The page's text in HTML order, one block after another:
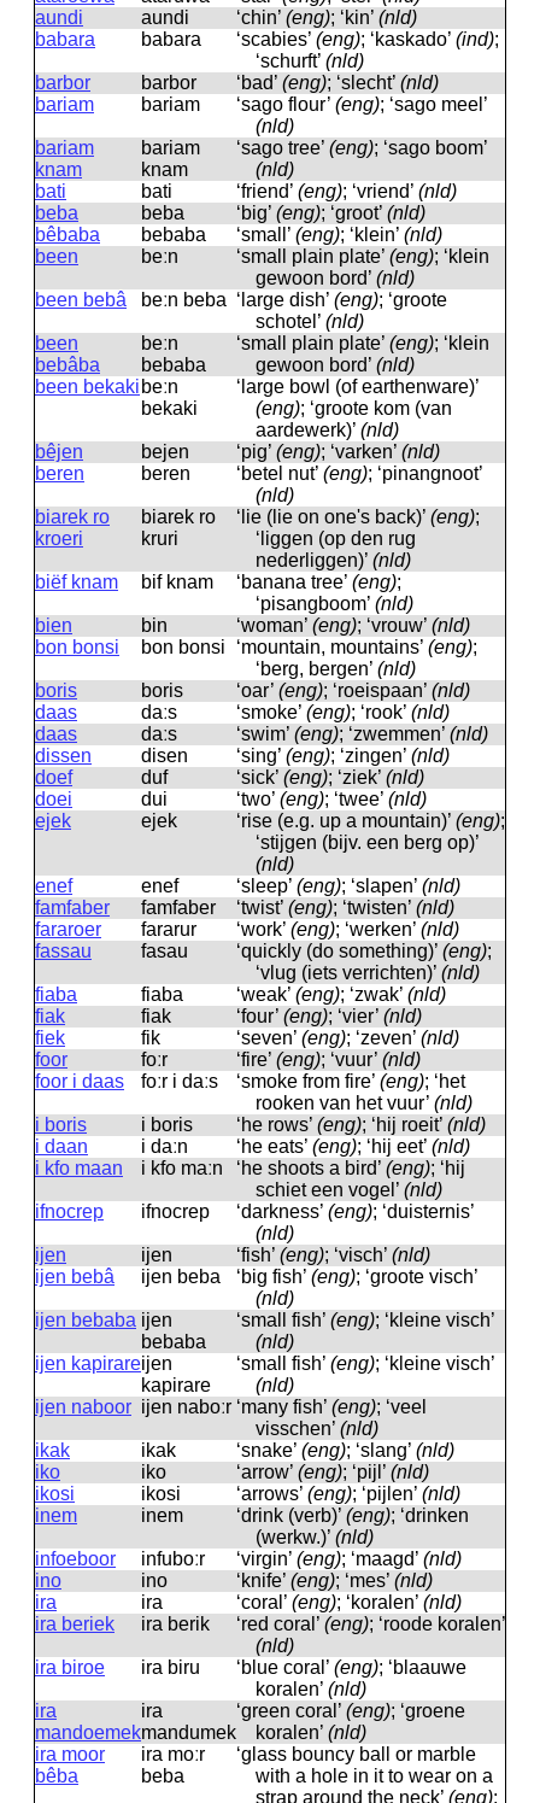
aundi
aundi ‘chin’ (eng); ‘kin’ (nld)
babara
babara ‘scabies’ (eng); ‘kaskado’ (ind);
‘schurft’ (nld)
barbor
barbor ‘bad’ (eng); ‘slecht’ (nld)
bariam
bariam ‘sago flour’ (eng); ‘sago meel’
(nld)
bariam
knam
bariam
knam
‘sago tree’ (eng); ‘sago boom’
(nld)
bati
bati ‘friend’ (eng); ‘vriend’ (nld)
beba
beba ‘big’ (eng); ‘groot’ (nld)
bêbaba
bebaba ‘small’ (eng); ‘klein’ (nld)
been
beːn ‘small plain plate’ (eng); ‘klein
gewoon bord’ (nld)
been bebâ
beːn beba ‘large dish’ (eng); ‘groote
schotel’ (nld)
been
bebâba
beːn
bebaba
‘small plain plate’ (eng); ‘klein
gewoon bord’ (nld)
been bekaki beːn
bekaki
‘large bowl (of earthenware)’
(eng); ‘groote kom (van
aardewerk)’ (nld)
bêjen
bejen ‘pig’ (eng); ‘varken’ (nld)
beren
beren ‘betel nut’ (eng); ‘pinangnoot’
(nld)
biarek ro
kroeri
biarek ro
kruri
‘lie (lie on one's back)’ (eng);
‘liggen (op den rug
nederliggen)’ (nld)
biëf knam
bif knam ‘banana tree’ (eng);
‘pisangboom’ (nld)
bien
bin ‘woman’ (eng); ‘vrouw’ (nld)
bon bonsi
bon bonsi ‘mountain, mountains’ (eng);
‘berg, bergen’ (nld)
boris
boris ‘oar’ (eng); ‘roeispaan’ (nld)
daas
daːs ‘smoke’ (eng); ‘rook’ (nld)
daas
daːs ‘swim’ (eng); ‘zwemmen’ (nld)
dissen
disen ‘sing’ (eng); ‘zingen’ (nld)
doef
duf ‘sick’ (eng); ‘ziek’ (nld)
doei
dui ‘two’ (eng); ‘twee’ (nld)
ejek
ejek ‘rise (e.g. up a mountain)’ (eng);
‘stijgen (bijv. een berg op)’
(nld)
enef
enef ‘sleep’ (eng); ‘slapen’ (nld)
famfaber
famfaber ‘twist’ (eng); ‘twisten’ (nld)
fararoer
fararur ‘work’ (eng); ‘werken’ (nld)
fassau
fasau ‘quickly (do something)’ (eng);
‘vlug (iets verrichten)’ (nld)
fiaba
fiaba ‘weak’ (eng); ‘zwak’ (nld)
fiak
fiak ‘four’ (eng); ‘vier’ (nld)
fiek
fik ‘seven’ (eng); ‘zeven’ (nld)
foor
foːr ‘fire’ (eng); ‘vuur’ (nld)
foor i daas
foːr i daːs ‘smoke from fire’ (eng); ‘het
rooken van het vuur’ (nld)
i boris
i boris ‘he rows’ (eng); ‘hij roeit’ (nld)
i daan
i daːn ‘he eats’ (eng); ‘hij eet’ (nld)
i kfo maan
i kfo maːn ‘he shoots a bird’ (eng); ‘hij
schiet een vogel’ (nld)
ifnocrep
ifnocrep ‘darkness’ (eng); ‘duisternis’
(nld)
ijen
ijen ‘fish’ (eng); ‘visch’ (nld)
ijen bebâ
ijen beba ‘big fish’ (eng); ‘groote visch’
(nld)
ijen bebaba ijen
bebaba
‘small fish’ (eng); ‘kleine visch’
(nld)
ijen kapirareijen
kapirare
‘small fish’ (eng); ‘kleine visch’
(nld)
ijen naboor ijen naboːr ‘many fish’ (eng); ‘veel
visschen’ (nld)
ikak
ikak ‘snake’ (eng); ‘slang’ (nld)
iko
iko ‘arrow’ (eng); ‘pijl’ (nld)
ikosi
ikosi ‘arrows’ (eng); ‘pijlen’ (nld)
inem
inem ‘drink (verb)’ (eng); ‘drinken
(werkw.)’ (nld)
infoeboor
infuboːr ‘virgin’ (eng); ‘maagd’ (nld)
ino
ino ‘knife’ (eng); ‘mes’ (nld)
ira
ira ‘coral’ (eng); ‘koralen’ (nld)
ira beriek
ira berik ‘red coral’ (eng); ‘roode koralen’
(nld)
ira biroe
ira biru ‘blue coral’ (eng); ‘blaauwe
koralen’ (nld)
ira
mandoemek
ira
mandumek
‘green coral’ (eng); ‘groene
koralen’ (nld)
ira moor
bêba
ira moːr
beba
‘glass bouncy ball or marble
with a hole in it to wear on a
strap around the neck’ (eng);